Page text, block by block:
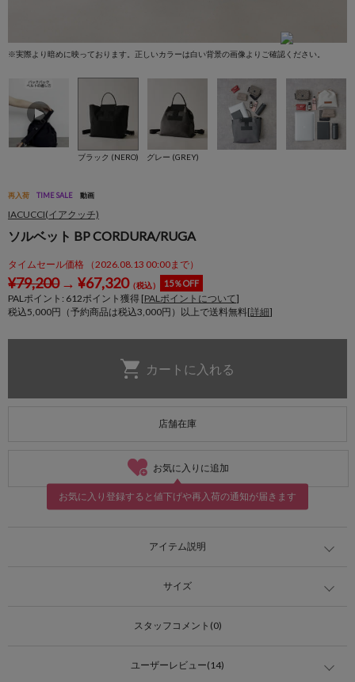
※実際より暗めに映っております。正しいカラーは白い背景の画像よりご確認ください。
ブラック (NERO) グレー (GREY)
再入荷 TIME SALE 動画
IACUCCI(イアクッチ)
ソルベット BP CORDURA/RUGA
タイムセール価格 （2026.08.13 00:00まで）
¥79,200→ ¥67,320（税込） 15％OFF
PALポイント: 612ポイント獲得 [PALポイントについて]
税込5,000円（予約商品は税込3,000円）以上で送料無料[詳細]
店舗在庫
お気に入りに追加
お気に入り登録すると値下げや再入荷の通知が届きます
アイテム説明
サイズ
スタッフコメント(0)
ユーザーレビュー(14)